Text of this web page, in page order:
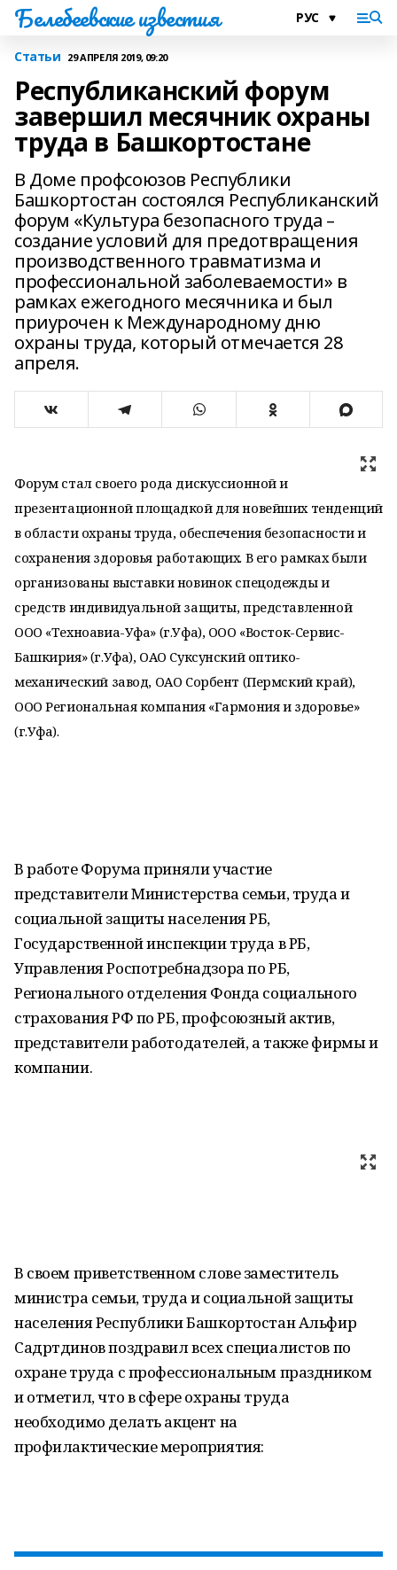
Белебеевские известия
Статьи 29 АПРЕЛЯ 2019, 09:20
Республиканский форум
завершил месячник охраны
труда в Башкортостане
В Доме профсоюзов Республики
Башкортостан состоялся Республиканский
форум «Культура безопасного труда –
создание условий для предотвращения
производственного травматизма и
профессиональной заболеваемости» в
рамках ежегодного месячника и был
приурочен к Международному дню
охраны труда, который отмечается 28
апреля.
Форум стал своего рода дискуссионной и
презентационной площадкой для новейших тенденций
в области охраны труда, обеспечения безопасности и
сохранения здоровья работающих. В его рамках были
организованы выставки новинок спецодежды и
средств индивидуальной защиты, представленной
ООО «Техноавиа-Уфа» (г.Уфа), ООО «Восток-Сервис-
Башкирия» (г.Уфа), ОАО Суксунский оптико-
механический завод, ОАО Сорбент (Пермский край),
ООО Региональная компания «Гармония и здоровье»
(г.Уфа).
В работе Форума приняли участие
представители Министерства семьи, труда и
социальной защиты населения РБ,
Государственной инспекции труда в РБ,
Управления Роспотребнадзора по РБ,
Регионального отделения Фонда социального
страхования РФ по РБ, профсоюзный актив,
представители работодателей, а также фирмы и
компании.
В своем приветственном слове заместитель
министра семьи, труда и социальной защиты
населения Республики Башкортостан Альфир
Садртдинов поздравил всех специалистов по
охране труда с профессиональным праздником
и отметил, что в сфере охраны труда
необходимо делать акцент на
профилактические мероприятия: